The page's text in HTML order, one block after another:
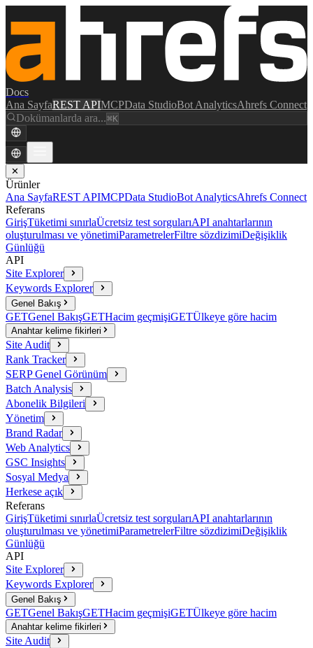
Docs
Ana SayfaREST APIMCPData StudioBot AnalyticsAhrefs Connect
Dokümanlarda ara...⌘K
✕
Ürünler
Ana SayfaREST APIMCPData StudioBot AnalyticsAhrefs Connect
Referans
GirişTüketimi sınırlaÜcretsiz test sorgularıAPI anahtarlarının
oluşturulması ve yönetimiParametrelerFiltre sözdizimiDeğişiklik
Günlüğü
API
Site Explorer
Keywords Explorer
Genel Bakış
GETGenel BakışGETHacim geçmişiGETÜlkeye göre hacim
Anahtar kelime fikirleri
Site Audit
Rank Tracker
SERP Genel Görünüm
Batch Analysis
Abonelik Bilgileri
Yönetim
Brand Radar
Web Analytics
GSC Insights
Sosyal Medya
Herkese açık
Referans
GirişTüketimi sınırlaÜcretsiz test sorgularıAPI anahtarlarının
oluşturulması ve yönetimiParametrelerFiltre sözdizimiDeğişiklik
Günlüğü
API
Site Explorer
Keywords Explorer
Genel Bakış
GETGenel BakışGETHacim geçmişiGETÜlkeye göre hacim
Anahtar kelime fikirleri
Site Audit